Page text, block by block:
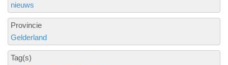
nieuws
Provincie
Gelderland
Tag(s)